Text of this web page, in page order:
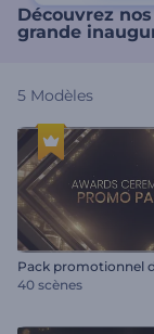
Découvrez
grande
5 Modèles
40 scènes